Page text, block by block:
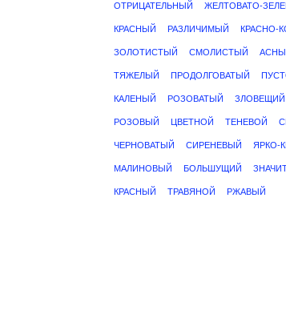
ОТРИЦАТЕЛЬНЫЙ ЖЕЛТОВАТО-
КРАСНЫЙ РАЗЛИЧИМЫЙ КРАСНО-
ЗОЛОТИСТЫЙ СМОЛИСТЫЙ
ТЯЖЕЛЫЙ ПРОДОЛГОВАТЫЙ
КАЛЕНЫЙ РОЗОВАТЫЙ ЗЛОВЕЩИЙ
РОЗОВЫЙ ЦВЕТНОЙ ТЕНЕВОЙ
ЧЕРНОВАТЫЙ СИРЕНЕВЫЙ ЯРКО-
МАЛИНОВЫЙ БОЛЬШУЩИЙ
КРАСНЫЙ ТРАВЯНОЙ РЖАВЫЙ